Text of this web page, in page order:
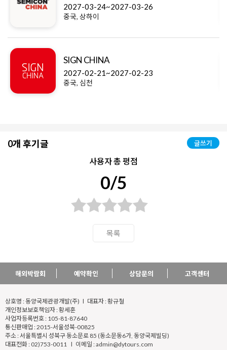
2027-03-24~2027-03-26
중국, 상하이
SIGN CHINA
2027-02-21~2027-02-23
중국, 심천
0개 후기글 글쓰기
사용자 총 평점
0/5
목록
해외박람회 예약확인 상담문의 고객센터
상호명 : 동양국제관광개발(주) l 대표자 : 황규철
개인정보보호책임자 : 황세훈
사업자등록번호 : 105-81-87640
통신판매업 : 2015-서울성북-00825
주소 : 서울특별시 성북구 동소문로 85 (동소문동6가, 동양국제빌딩)
대표전화 : 02)753-0011 l 이메일 : admin@dytours.com